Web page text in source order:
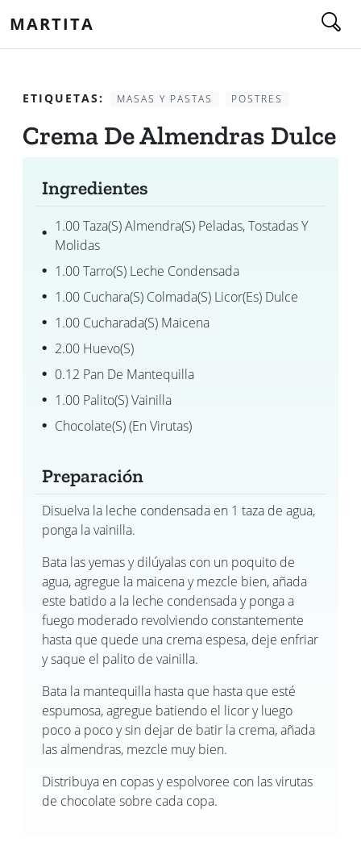
MARTITA
ETIQUETAS: MASAS Y PASTAS POSTRES
Crema De Almendras Dulce
Ingredientes
1.00 Taza(s) Almendra(s) Peladas, Tostadas Y
Molidas
1.00 Tarro(s) Leche Condensada
1.00 Cuchara(s) Colmada(s) Licor(es) Dulce
1.00 Cucharada(s) Maicena
2.00 Huevo(s)
0.12 Pan De Mantequilla
1.00 Palito(s) Vainilla
Chocolate(s) (en Virutas)
Preparación
Disuelva la leche condensada en 1 taza de agua,
ponga la vainilla.
Bata las yemas y dilúyalas con un poquito de
agua, agregue la maicena y mezcle bien, añada
este batido a la leche condensada y ponga a
fuego moderado revolviendo constantemente
hasta que quede una crema espesa, deje enfriar
y saque el palito de vainilla.
Bata la mantequilla hasta que hasta que esté
espumosa, agregue batiendo el licor y luego
poco a poco y sin dejar de batir la crema, añada
las almendras, mezcle muy bien.
Distribuya en copas y espolvoree con las virutas
de chocolate sobre cada copa.